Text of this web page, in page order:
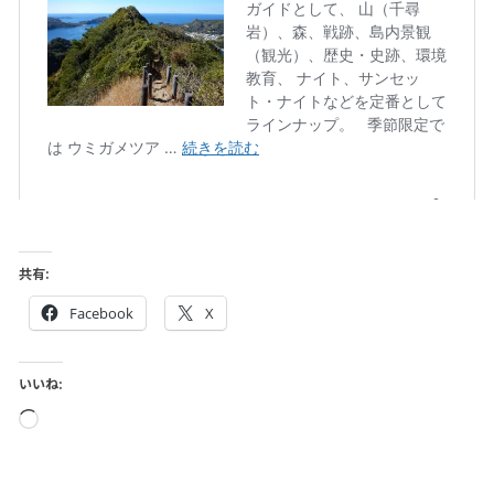
共有:
Facebook X
いいね:
読